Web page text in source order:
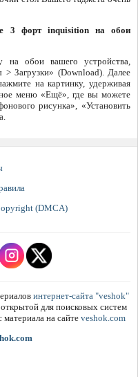
3 форт inquisition на обои
на обои вашего устройства,
> Загрузки» (Download). Далее
на картинку, удерживая
меню «Ещё», где вы можете
рисунка», «Установить
(DMCA)
интернет-сайта "veshok"
для поисковых систем
на сайте veshok.com